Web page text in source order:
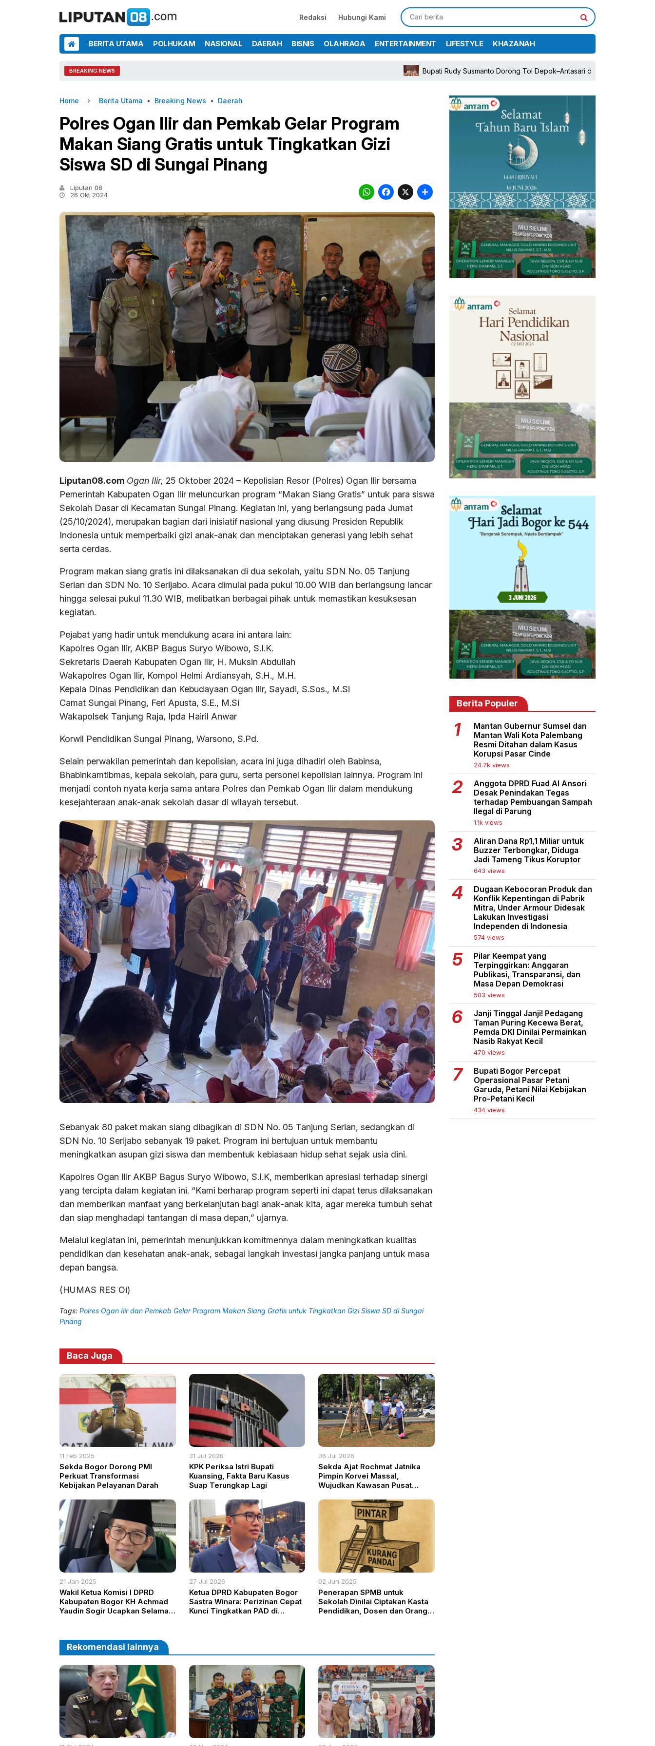
Redaksi Hubungi Kami
BERITA UTAMA POLHUKAM NASIONAL DAERAH BISNIS OLAHRAGA ENTERTAINMENT LIFESTYLE KHAZANAH
BREAKING NEWS Bupati Rudy Susmanto Dorong Tol Depok–Antasari dan Jalan Tambang Demi
Home Berita Utama • Breaking News • Daerah
Polres Ogan Ilir dan Pemkab Gelar Program
Makan Siang Gratis untuk Tingkatkan Gizi
Siswa SD di Sungai Pinang
Liputan 08
26 Okt 2024
WhatsApp
Facebook
X Share
Liputan08.com Ogan Ilir, 25 Oktober 2024 – Kepolisian Resor (Polres) Ogan Ilir bersama
Pemerintah Kabupaten Ogan Ilir meluncurkan program “Makan Siang Gratis” untuk para siswa
Sekolah Dasar di Kecamatan Sungai Pinang. Kegiatan ini, yang berlangsung pada Jumat
(25/10/2024), merupakan bagian dari inisiatif nasional yang diusung Presiden Republik
Indonesia untuk memperbaiki gizi anak-anak dan menciptakan generasi yang lebih sehat
serta cerdas.
Program makan siang gratis ini dilaksanakan di dua sekolah, yaitu SDN No. 05 Tanjung
Serian dan SDN No. 10 Serijabo. Acara dimulai pada pukul 10.00 WIB dan berlangsung lancar
hingga selesai pukul 11.30 WIB, melibatkan berbagai pihak untuk memastikan kesuksesan
kegiatan.
Pejabat yang hadir untuk mendukung acara ini antara lain:
Kapolres Ogan Ilir, AKBP Bagus Suryo Wibowo, S.I.K.
Sekretaris Daerah Kabupaten Ogan Ilir, H. Muksin Abdullah
Wakapolres Ogan Ilir, Kompol Helmi Ardiansyah, S.H., M.H.
Kepala Dinas Pendidikan dan Kebudayaan Ogan Ilir, Sayadi, S.Sos., M.Si
Camat Sungai Pinang, Feri Apusta, S.E., M.Si
Wakapolsek Tanjung Raja, Ipda Hairil Anwar
Korwil Pendidikan Sungai Pinang, Warsono, S.Pd.
Selain perwakilan pemerintah dan kepolisian, acara ini juga dihadiri oleh Babinsa,
Bhabinkamtibmas, kepala sekolah, para guru, serta personel kepolisian lainnya. Program ini
menjadi contoh nyata kerja sama antara Polres dan Pemkab Ogan Ilir dalam mendukung
kesejahteraan anak-anak sekolah dasar di wilayah tersebut.
Sebanyak 80 paket makan siang dibagikan di SDN No. 05 Tanjung Serian, sedangkan di
SDN No. 10 Serijabo sebanyak 19 paket. Program ini bertujuan untuk membantu
meningkatkan asupan gizi siswa dan membentuk kebiasaan hidup sehat sejak usia dini.
Kapolres Ogan Ilir AKBP Bagus Suryo Wibowo, S.I.K, memberikan apresiasi terhadap sinergi
yang tercipta dalam kegiatan ini. “Kami berharap program seperti ini dapat terus dilaksanakan
dan memberikan manfaat yang berkelanjutan bagi anak-anak kita, agar mereka tumbuh sehat
dan siap menghadapi tantangan di masa depan,” ujarnya.
Melalui kegiatan ini, pemerintah menunjukkan komitmennya dalam meningkatkan kualitas
pendidikan dan kesehatan anak-anak, sebagai langkah investasi jangka panjang untuk masa
depan bangsa.
(HUMAS RES Oi)
Tags: Polres Ogan Ilir dan Pemkab Gelar Program Makan Siang Gratis untuk Tingkatkan Gizi Siswa SD di Sungai
Pinang
Baca Juga
11 Feb 2025
Sekda Bogor Dorong PMI
Perkuat Transformasi
Kebijakan Pelayanan Darah
31 Jul 2026
KPK Periksa Istri Bupati
Kuansing, Fakta Baru Kasus
Suap Terungkap Lagi
06 Jul 2026
Sekda Ajat Rochmat Jatnika
Pimpin Korvei Massal,
Wujudkan Kawasan Pusat
Bogor Bersih dan Nyaman
21 Jan 2025
Wakil Ketua Komisi I DPRD
Kabupaten Bogor KH Achmad
Yaudin Sogir Ucapkan Selamat
27 Jul 2026
Ketua DPRD Kabupaten Bogor
Sastra Winara: Perizinan Cepat
Kunci Tingkatkan PAD di
02 Jun 2025
Penerapan SPMB untuk
Sekolah Dinilai Ciptakan Kasta
Pendidikan, Dosen dan Orang
Rekomendasi lainnya
Berita Populer
Mantan Gubernur Sumsel dan
Mantan Wali Kota Palembang
Resmi Ditahan dalam Kasus
Korupsi Pasar Cinde
24.7k views
Anggota DPRD Fuad Al Ansori
Desak Penindakan Tegas
terhadap Pembuangan Sampah
Ilegal di Parung
1.1k views
Aliran Dana Rp1,1 Miliar untuk
Buzzer Terbongkar, Diduga
Jadi Tameng Tikus Koruptor
643 views
Dugaan Kebocoran Produk dan
Konflik Kepentingan di Pabrik
Mitra, Under Armour Didesak
Lakukan Investigasi
Independen di Indonesia
574 views
Pilar Keempat yang
Terpinggirkan: Anggaran
Publikasi, Transparansi, dan
Masa Depan Demokrasi
503 views
Janji Tinggal Janji! Pedagang
Taman Puring Kecewa Berat,
Pemda DKI Dinilai Permainkan
Nasib Rakyat Kecil
470 views
Bupati Bogor Percepat
Operasional Pasar Petani
Garuda, Petani Nilai Kebijakan
Pro-Petani Kecil
434 views